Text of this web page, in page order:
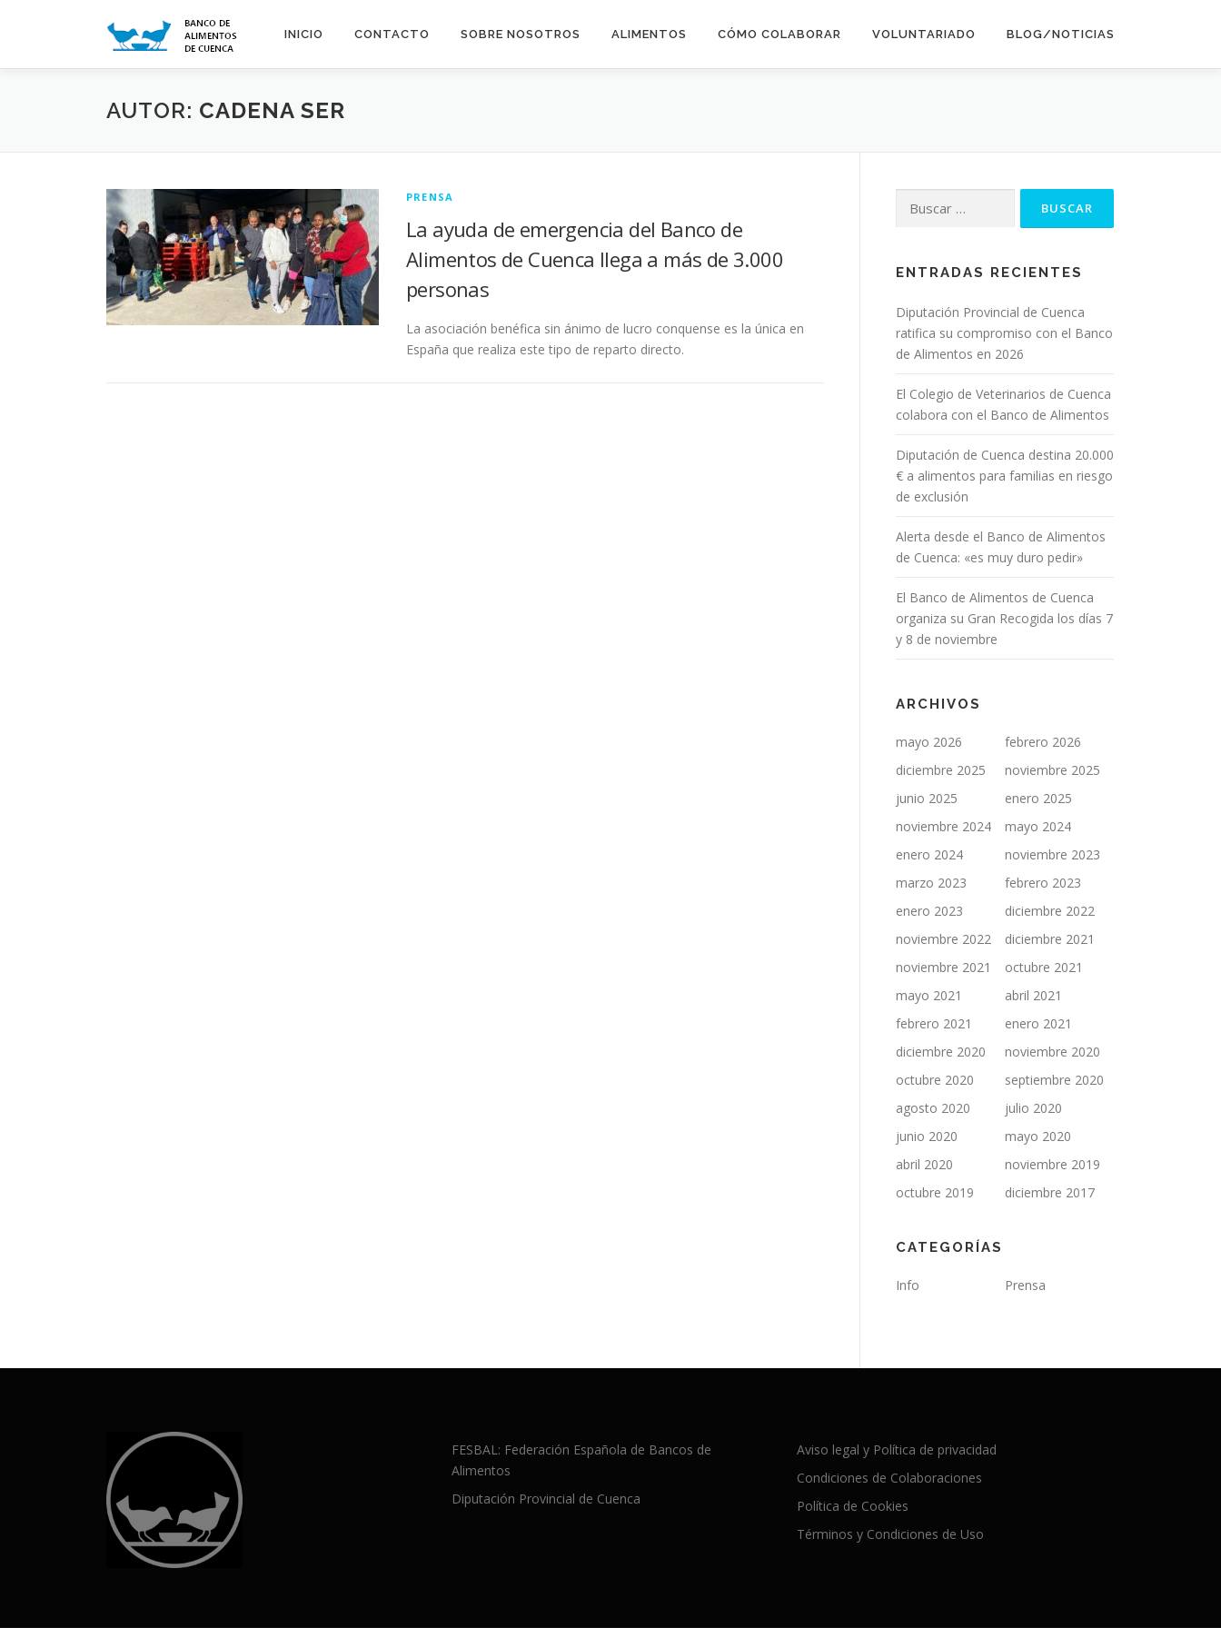
INICIO CONTACTO SOBRE NOSOTROS ALIMENTOS CÓMO COLABORAR VOLUNTARIADO BLOG/NOTICIAS
AUTOR: CADENA SER
PRENSA
La ayuda de emergencia del Banco de
Alimentos de Cuenca llega a más de 3.000
personas
La asociación benéfica sin ánimo de lucro conquense es la única en
España que realiza este tipo de reparto directo.
ENTRADAS RECIENTES
Diputación Provincial de Cuenca
ratifica su compromiso con el Banco
de Alimentos en 2026
El Colegio de Veterinarios de Cuenca
colabora con el Banco de Alimentos
Diputación de Cuenca destina 20.000
€ a alimentos para familias en riesgo
de exclusión
Alerta desde el Banco de Alimentos
de Cuenca: «es muy duro pedir»
El Banco de Alimentos de Cuenca
organiza su Gran Recogida los días 7
y 8 de noviembre
ARCHIVOS
mayo 2026
febrero 2026
diciembre 2025
noviembre 2025
junio 2025
enero 2025
noviembre 2024
mayo 2024
enero 2024
noviembre 2023
marzo 2023
febrero 2023
enero 2023
diciembre 2022
noviembre 2022
diciembre 2021
noviembre 2021
octubre 2021
mayo 2021
abril 2021
febrero 2021
enero 2021
diciembre 2020
noviembre 2020
octubre 2020
septiembre 2020
agosto 2020
julio 2020
junio 2020
mayo 2020
abril 2020
noviembre 2019
octubre 2019
diciembre 2017
CATEGORÍAS
Info Prensa
FESBAL: Federación Española de Bancos de
Alimentos
Diputación Provincial de Cuenca
Aviso legal y Política de privacidad
Condiciones de Colaboraciones
Política de Cookies
Términos y Condiciones de Uso